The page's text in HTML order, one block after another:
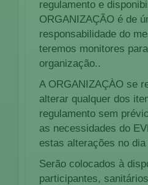
regulamento e
ORGANIZAÇÃO é de
responsabilidade do
teremos monitores
organização..
A ORGANIZAÇÀO se
alterar qualquer dos
regulamento sem
as necessidades do
estas alterações no dia
Serão colocados à
participantes,